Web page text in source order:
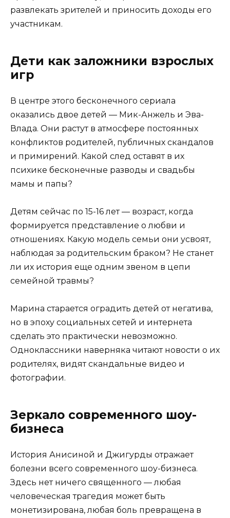
развлекать зрителей и приносить доходы его
участникам.
Дети как заложники взрослых
игр
В центре этого бесконечного сериала
оказались двое детей — Мик-Анжель и Эва-
Влада. Они растут в атмосфере постоянных
конфликтов родителей, публичных скандалов
и примирений. Какой след оставят в их
психике бесконечные разводы и свадьбы
мамы и папы?
Детям сейчас по 15-16 лет — возраст, когда
формируется представление о любви и
отношениях. Какую модель семьи они усвоят,
наблюдая за родительским браком? Не станет
ли их история еще одним звеном в цепи
семейной травмы?
Марина старается оградить детей от негатива,
но в эпоху социальных сетей и интернета
сделать это практически невозможно.
Одноклассники наверняка читают новости о их
родителях, видят скандальные видео и
фотографии.
Зеркало современного шоу-
бизнеса
История Анисиной и Джигурды отражает
болезни всего современного шоу-бизнеса.
Здесь нет ничего священного — любая
человеческая трагедия может быть
монетизирована, любая боль превращена в